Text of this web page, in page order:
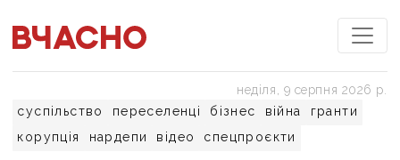
суспільство переселенці бізнес війна
гранти
корупція
нардепи відео спецпроєкти
неділя, 9 серпня 2026 р.